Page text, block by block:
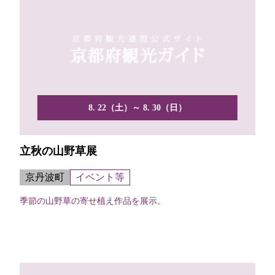
8. 22（土）～ 8. 30（日）
立秋の山野草展
京丹波町 イベント等
季節の山野草の寄せ植え作品を展示。